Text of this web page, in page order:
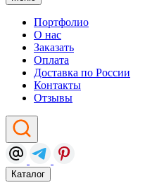
Портфолио
О нас
Заказать
Оплата
Доставка по России
Контакты
Отзывы
Каталог